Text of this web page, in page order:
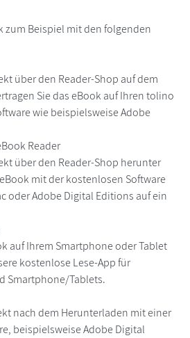
zum Beispiel mit den folgenden
über den Reader-Shop auf dem
Sie das eBook auf Ihren tolino
wie beispielsweise Adobe
Reader
über den Reader-Shop herunter
mit der kostenlosen Software
oder Adobe Digital Editions auf ein
auf Ihrem Smartphone oder Tablet
kostenlose Lese-App für
Smartphone/Tablets.
nach dem Herunterladen mit einer
beispielsweise Adobe Digital